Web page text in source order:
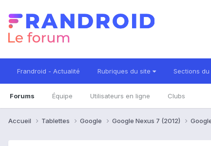
Frandroid - Actualité Rubriques du site Sections
Forums Équipe Utilisateurs en ligne Clubs
Accueil Tablettes Google Google Nexus 7 (2012)